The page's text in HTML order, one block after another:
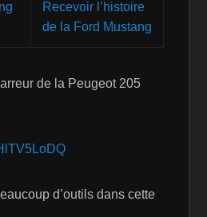
Recevoir l’histoire
de la Ford Mustang
de la Peugeot 205
d’outils dans cette